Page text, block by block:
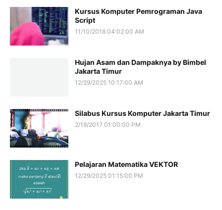
Kursus Komputer Pemrograman Java
Script
11/10/2018 04:02:00 AM
Hujan Asam dan Dampaknya by Bimbel
Jakarta Timur
12/29/2025 10:17:00 AM
Silabus Kursus Komputer Jakarta Timur
2/19/2017 01:00:00 PM
Pelajaran Matematika VEKTOR
12/29/2025 01:15:00 PM